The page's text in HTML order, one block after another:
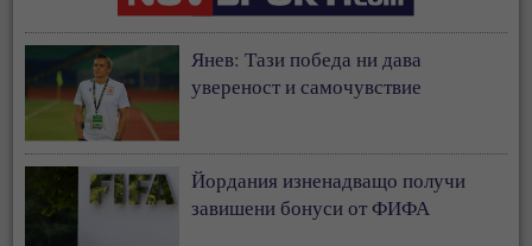
Янев: Тази победа ни дава
увереност и самочувствие
Йордания изненадващо получи
завишени бонуси от ФИФА